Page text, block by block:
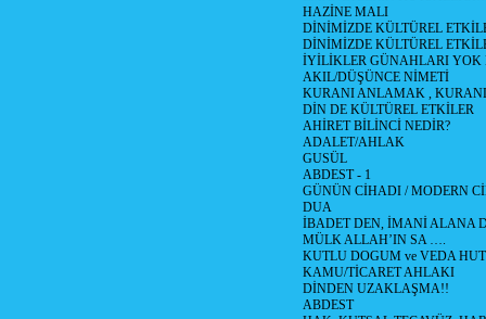
HAZİNE MALI
DİNİMİZDE KÜLTÜREL
DİNİMİZDE KÜLTÜREL
İYİLİKLER GÜNAHLARI YOK
AKIL/DÜŞÜNCE NİMETİ
KURANI ANLAMAK ,
DİN DE KÜLTÜREL ETKİLER
AHİRET BİLİNCİ NEDİR?
ADALET/AHLAK
GUSÜL
ABDEST - 1
GÜNÜN CİHADI / MODERN
DUA
İBADET DEN, İMANİ ALANA
MÜLK ALLAH’IN SA ….
KUTLU DOGUM ve VEDA
KAMU/TİCARET AHLAKI
DİNDEN UZAKLAŞMA!!
ABDEST